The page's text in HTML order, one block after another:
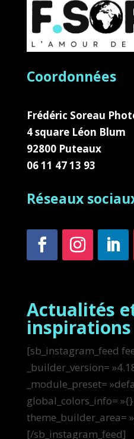
Coordonnées
Frédéric Soreau
4 square Léon Blum
92800 Puteaux
06 11 47 13 93
Réseaux
Actualités
inspirations
[sb_instagram_feed
_builder_version=
_module_preset=
global_colors_info=
theme_builder_area=
[/sb_instagram_feed]